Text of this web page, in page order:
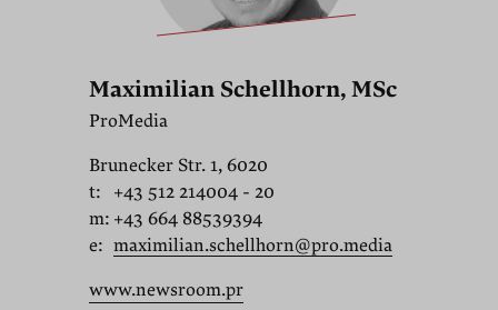
Maximilian Schellhorn, MSc
ProMedia
Brunecker Str. 1, 6020
t:
+43 512 214004 - 20
m: +43 664 88539394
e: maximilian.schellhorn@pro.media
www.newsroom.pr